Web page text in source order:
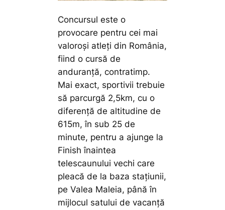
Concursul este o
provocare pentru cei mai
valoroși atleți din România,
fiind o cursă de
anduranță, contratimp.
Mai exact, sportivii trebuie
să parcurgă 2,5km, cu o
diferență de altitudine de
615m, în sub 25 de
minute, pentru a ajunge la
Finish înaintea
telescaunului vechi care
pleacă de la baza stațiunii,
pe Valea Maleia, până în
mijlocul satului de vacanță